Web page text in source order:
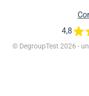
© DegroupTest 2026 -
4,8